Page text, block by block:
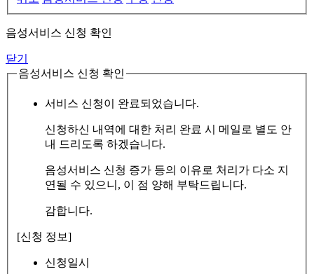
음성서비스 신청 확인
닫기
음성서비스 신청 확인
서비스 신청이 완료되었습니다.
신청하신 내역에 대한 처리 완료 시 메일로 별도 안
내 드리도록 하겠습니다.
음성서비스 신청 증가 등의 이유로 처리가 다소 지
연될 수 있으니, 이 점 양해 부탁드립니다.
감합니다.
[신청 정보]
신청일시